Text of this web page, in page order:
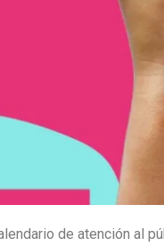
de atención al